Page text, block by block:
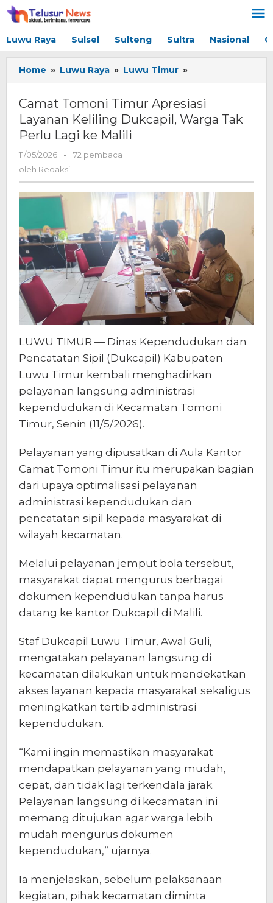
Lewati
ke
Luwu Raya Sulsel Sulteng Sultra Nasional
Home » Luwu Raya » Luwu Timur »
Tomoni
Apresiasi
Layanan
Perlu
Lagi
ke
Malili
Camat Tomoni Timur Apresiasi
Layanan Keliling Dukcapil, Warga Tak
Perlu Lagi ke Malili
11/05/2026
oleh
Redaksi
-
72 pembaca
oleh Redaksi
LUWU TIMUR — Dinas Kependudukan dan
Pencatatan Sipil (Dukcapil) Kabupaten
Luwu Timur kembali menghadirkan
pelayanan langsung administrasi
kependudukan di Kecamatan Tomoni
Timur, Senin (11/5/2026).
Pelayanan yang dipusatkan di Aula Kantor
Camat Tomoni Timur itu merupakan bagian
dari upaya optimalisasi pelayanan
administrasi kependudukan dan
pencatatan sipil kepada masyarakat di
wilayah kecamatan.
Melalui pelayanan jemput bola tersebut,
masyarakat dapat mengurus berbagai
dokumen kependudukan tanpa harus
datang ke kantor Dukcapil di Malili.
Staf Dukcapil Luwu Timur, Awal Guli,
mengatakan pelayanan langsung di
kecamatan dilakukan untuk mendekatkan
akses layanan kepada masyarakat sekaligus
meningkatkan tertib administrasi
kependudukan.
“Kami ingin memastikan masyarakat
mendapatkan pelayanan yang mudah,
cepat, dan tidak lagi terkendala jarak.
Pelayanan langsung di kecamatan ini
memang ditujukan agar warga lebih
mudah mengurus dokumen
kependudukan,” ujarnya.
Ia menjelaskan, sebelum pelaksanaan
kegiatan, pihak kecamatan diminta